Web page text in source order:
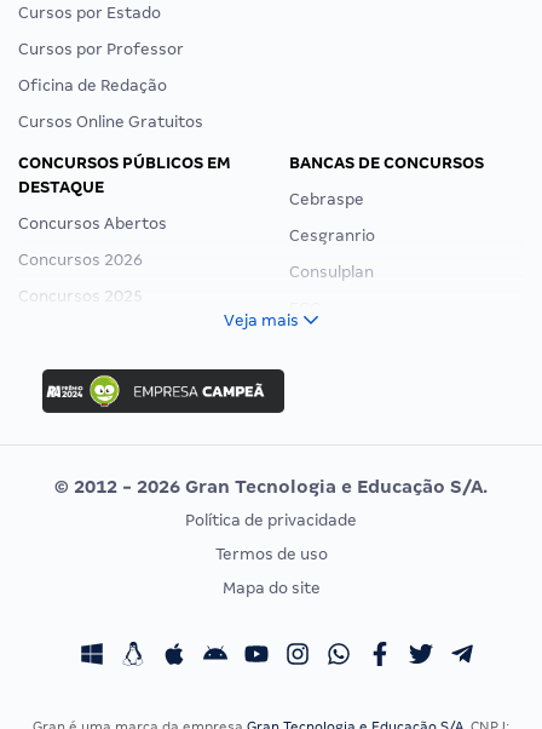
Cursos por Estado
Cursos por Professor
Oficina de Redação
Cursos Online Gratuitos
CONCURSOS PÚBLICOS EM
DESTAQUE
Concursos Abertos
Concursos 2026
Concursos 2025
Concurso Ibama
Concurso MPU
Editais publicados
BANCAS DE CONCURSOS
Cebraspe
Cesgranrio
Consulplan
Vunesp
CONCURSOS POR PROFISSÃO
Concursos Fiscais
EXAME DE ORDEM
Calendário OAB
Veja mais
© 2012 - 2026 Gran Tecnologia e Educação S/A.
Política de privacidade
Termos de uso
Mapa do site